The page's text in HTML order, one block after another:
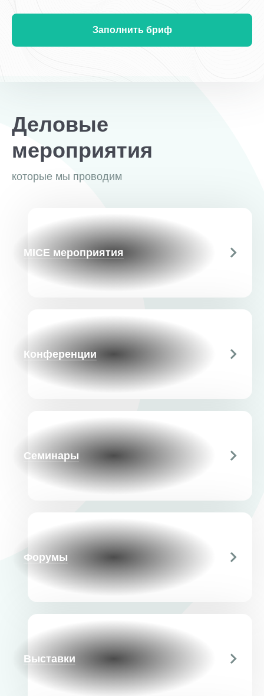
Заполнить бриф
Деловые
мероприятия
которые мы проводим
MICE мероприятия
Конференции
Семинары
Форумы
Выставки